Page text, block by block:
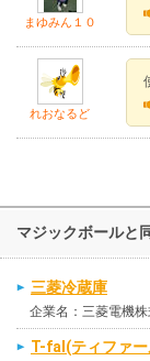
まゆみん１０
れおなるど
マジックボールと
三菱冷蔵庫
企業名：三菱電機
T-fal(ティファー